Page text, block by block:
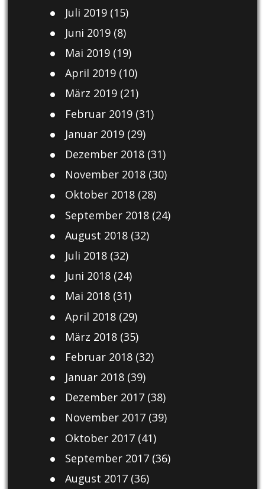
Juli 2019(15)
Juni 2019(8)
Mai 2019(19)
April 2019(10)
März 2019(21)
Februar 2019(31)
Januar 2019(29)
Dezember 2018(31)
November 2018(30)
Oktober 2018(28)
September 2018(24)
August 2018(32)
Juli 2018(32)
Juni 2018(24)
Mai 2018(31)
April 2018(29)
März 2018(35)
Februar 2018(32)
Januar 2018(39)
Dezember 2017(38)
November 2017(39)
Oktober 2017(41)
September 2017(36)
August 2017(36)